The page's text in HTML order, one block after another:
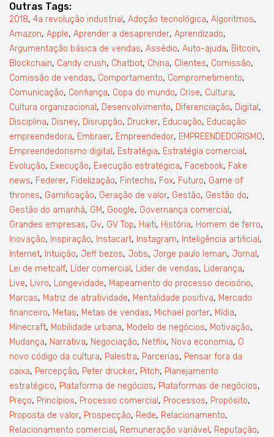
Outras Tags:
2018, 4a revolução industrial , Adoção tecnológica, Algoritmos,
Amazon, Apple, Aprender a desaprender, Aprendizado,
Argumentação básica de vendas, Assédio, Auto-ajuda, Bitcoin,
Blockchain, Candy crush, Chatbot, China, Clientes, Comissão,
Comissão de vendas, Comportamento, Comprometimento,
Comunicação, Confiança, Copa do mundo, Crise, Cultura,
Cultura organizacional , Desenvolvimento, Diferenciação, Digital ,
Disciplina, Disney, Disrupção, Drucker, Educação, Educação
empreendedora, Embraer, Empreendedor, EMPREENDEDORISMO,
Empreendedorismo digital , Estratégia, Estratégia comercial ,
Evolução, Execução, Execução estratégica, Facebook, Fake
news, Federer, Fidelização, Fintechs, Fox, Futuro, Game of
thrones, Gamificação, Geração de valor, Gestão, Gestão do,
Gestão do amanhã, GM, Google, Governança comercial ,
Grandes empresas, Gv, GV Top, Haiti, História, Homem de ferro,
Inovação, Inspiração, Instacart, Instagram, Inteligência artificial ,
Internet, Intuição, Jeff bezos, Jobs, Jorge paulo leman, Jornal ,
Lei de metcalf, Líder comercial , Lider de vendas, Liderança,
Live, Livro, Longevidade, Mapeamento do processo decisório,
Marcas, Matriz de atratividade, Mentalidade positiva, Mercado
financeiro, Metas, Metas de vendas, Michael porter, Mídia,
Minecraft, Mobilidade urbana, Modelo de negócios, Motivação,
Mudança, Narrativa, Negociação, Netflix, Nova economia, O
novo código da cultura, Palestra, Parcerias, Pensar fora da
caixa, Percepção, Peter drucker, Pitch, Planejamento
estratégico, Plataforma de negócios, Plataformas de negócios,
Preço, Princípios, Processo comercial , Processos, Propósito,
Proposta de valor, Prospecção, Rede, Relacionamento,
Relacionamento comercial , Remuneração variável , Reputação,